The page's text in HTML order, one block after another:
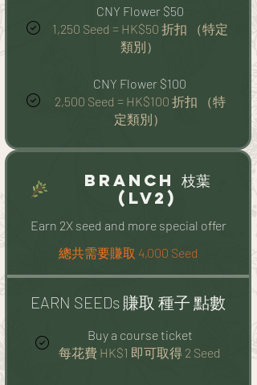
CNY Flower $50
1,250 Seed = HK$50 折扣 （特定
類別）
CNY Flower $100
2,500 Seed = HK$100 折扣 （特
定類別）
Branch 枝葉
(Lv2)
Earn 2X seed and more special offer
總共需要賺取 4,000 Seed
EARN SEEDs 賺取 種子 點數
Buy a course ticket
每花費 HK$1 即可取得 2 Seed